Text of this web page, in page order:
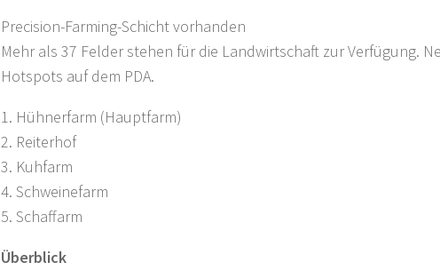
Precision-Farming-Schicht vorhanden
Mehr als 37 Felder stehen für die Landwirtschaft zur Verfügung.
Hotspots auf dem PDA.
1. Hühnerfarm (Hauptfarm)
2. Reiterhof
3. Kuhfarm
4. Schweinefarm
5. Schaffarm
Überblick